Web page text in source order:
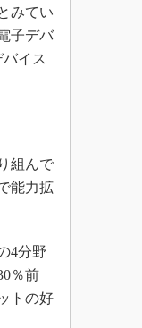
みてい
子デバ
イス
組んで
能力拡
4分野
％前
トの好